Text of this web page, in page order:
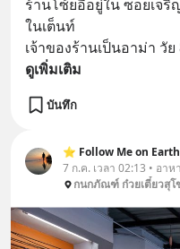
ร้านโซ้ยอี้อยู่ใน ซอยเจริ
ในเต็นท์
เจ้าของร้านเป็นอาม่า วั
ดูเพิ่มเติม
บันทึก
⭐️ Follow Me on
7 ก.ค. เวลา 02:13 • อาห
กนกภัณฑ์ ก๋วยเตี๋ยวสุโ